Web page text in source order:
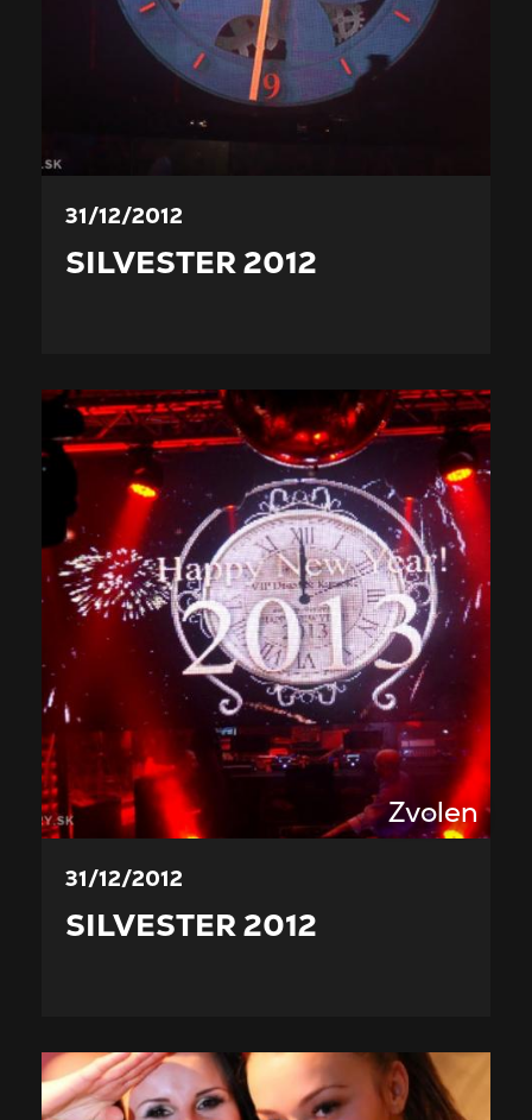
31/12/2012
SILVESTER 2012
Zvolen
31/12/2012
SILVESTER 2012